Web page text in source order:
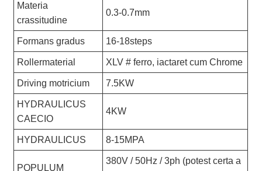
Materia
crassitudine
0.3-0.7mm
Formans gradus 16-18steps
Rollermaterial XLV # ferro, iactaret cum Chrome
Driving motricium 7.5KW
HYDRAULICUS
CAECIO
4KW
HYDRAULICUS 8-15MPA
POPULUM
380V / 50Hz / 3ph (potest certa a